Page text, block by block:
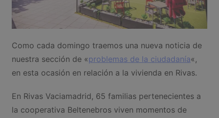
Como cada domingo traemos una nueva noticia de
nuestra sección de «problemas de la ciudadanía«,
en esta ocasión en relación a la vivienda en Rivas.
En Rivas Vaciamadrid, 65 familias pertenecientes a
la cooperativa Beltenebros viven momentos de